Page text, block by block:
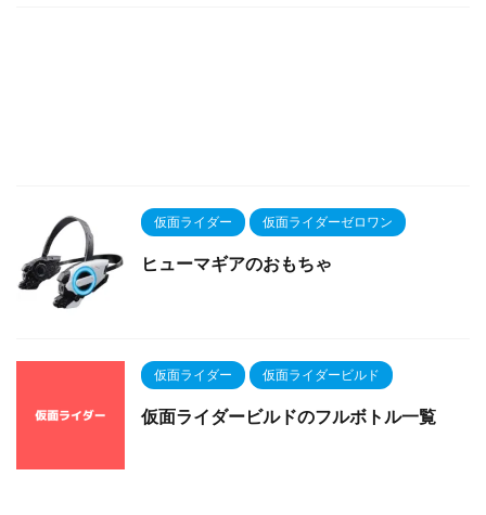
仮面ライダー 仮面ライダーゼロワン
ヒューマギアのおもちゃ
仮面ライダー 仮面ライダービルド
仮面ライダービルドのフルボトル一覧